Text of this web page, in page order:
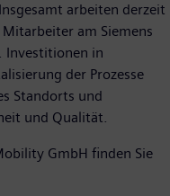
arbeiten derzeit
am Siemens
Investitionen in
der Prozesse
Standorts und
und Qualität.
GmbH finden Sie